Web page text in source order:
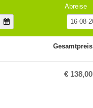
Abreise
Gesamtpreis
€ 138,00